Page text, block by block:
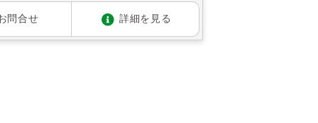
問合せ 詳細を見る